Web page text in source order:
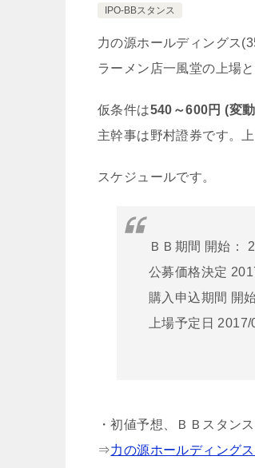
IPO-BBスタンス
力の源ホールディングス
ラーメン店一風堂の上場
仮条件は540～600円 (変
主幹事は野村證券です。
スケジュールです。
ＢＢ期間 開始：
公募価格決定
購入申込期間 開
上場予定日
・初値予想、ＢＢスタン
⇒力の源ホールディング